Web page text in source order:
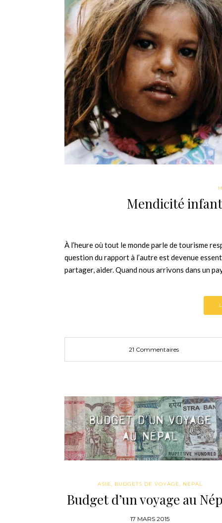
Mendicité
À l’heure où tout le monde parle de tourisme
question du rapport à l’autre est devenue
partager, aider. Quand nous arrivons dans un
21 Commentaires
ASIE BUDGETS DE VOYAGE NEPAL
Budget d’un voyage au
17 MARS 2015